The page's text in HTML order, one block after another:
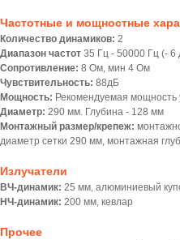
Частотные и мощностные
Количество динамиков: 2
Диапазон частот 35 Гц - 50000 Гц (- 6
Сопротивление: 8 Ом, мин 4 Ом
Чувствительность: 88дБ
Мощность: Рекомендуемая мощность
Диаметр: 290 мм. Глубина - 128 мм
Монтажный размер/крепеж:
диаметр сетки 290 мм, монтажная
Излучатели
ВЧ-динамик: 25 мм, алюминиевый
НЧ-динамик: 200 мм, кевлар
Прочее